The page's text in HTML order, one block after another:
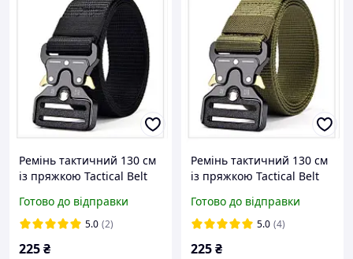
Ремінь тактичний 130 см
із пряжкою Tactical Belt
ремінь з пряжкою,
Армійський ремінь)
Готово до відправки
5.0 (2)
225₴
Ремінь тактичний 130 см
із пряжкою Tactical Belt
з пряжкою, Армійський
ремінь)
Готово до відправки
5.0 (4)
225₴